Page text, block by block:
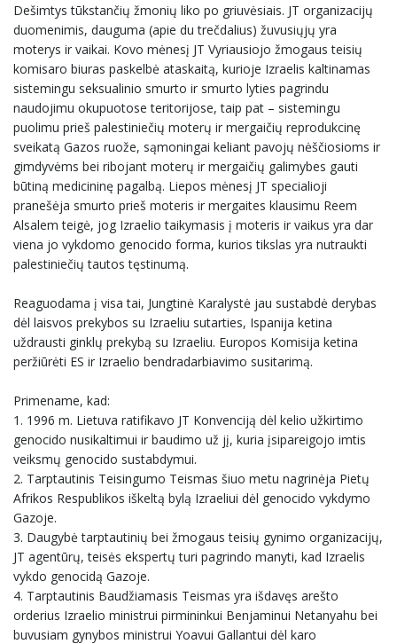
Dešimtys tūkstančių žmonių liko po griuvėsiais. JT organizacijų
duomenimis, dauguma (apie du trečdalius) žuvusiųjų yra
moterys ir vaikai. Kovo mėnesį JT Vyriausiojo žmogaus teisių
komisaro biuras paskelbė ataskaitą, kurioje Izraelis kaltinamas
sistemingu seksualinio smurto ir smurto lyties pagrindu
naudojimu okupuotose teritorijose, taip pat – sistemingu
puolimu prieš palestiniečių moterų ir mergaičių reprodukcinę
sveikatą Gazos ruože, sąmoningai keliant pavojų nėščiosioms ir
gimdyvėms bei ribojant moterų ir mergaičių galimybes gauti
būtiną medicininę pagalbą. Liepos mėnesį JT specialioji
pranešėja smurto prieš moteris ir mergaites klausimu Reem
Alsalem teigė, jog Izraelio taikymasis į moteris ir vaikus yra dar
viena jo vykdomo genocido forma, kurios tikslas yra nutraukti
palestiniečių tautos tęstinumą.
Reaguodama į visa tai, Jungtinė Karalystė jau sustabdė derybas
dėl laisvos prekybos su Izraeliu sutarties, Ispanija ketina
uždrausti ginklų prekybą su Izraeliu. Europos Komisija ketina
peržiūrėti ES ir Izraelio bendradarbiavimo susitarimą.
Primename, kad:
1. 1996 m. Lietuva ratifikavo JT Konvenciją dėl kelio užkirtimo
genocido nusikaltimui ir baudimo už jį, kuria įsipareigojo imtis
veiksmų genocido sustabdymui.
2. Tarptautinis Teisingumo Teismas šiuo metu nagrinėja Pietų
Afrikos Respublikos iškeltą bylą Izraeliui dėl genocido vykdymo
Gazoje.
3. Daugybė tarptautinių bei žmogaus teisių gynimo organizacijų,
JT agentūrų, teisės ekspertų turi pagrindo manyti, kad Izraelis
vykdo genocidą Gazoje.
4. Tarptautinis Baudžiamasis Teismas yra išdavęs arešto
orderius Izraelio ministrui pirmininkui Benjaminui Netanyahu bei
buvusiam gynybos ministrui Yoavui Gallantui dėl karo